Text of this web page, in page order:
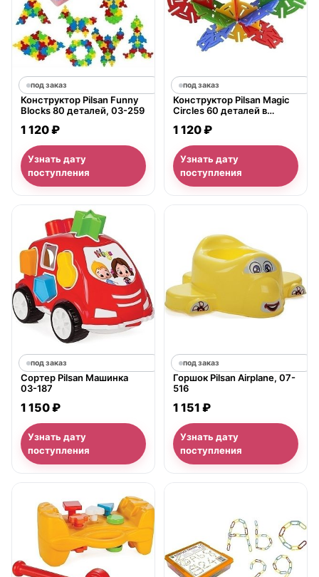
под заказ
Конструктор Pilsan Funny
Blocks 80 деталей, 03-259
1 120 ₽
Узнать дату
поступления
под заказ
Конструктор Pilsan Magic
Circles 60 деталей в
257
1 120 ₽
Узнать дату
поступления
под заказ
Сортер Pilsan Машинка
03-187
1 150 ₽
Узнать дату
поступления
под заказ
Горшок Pilsan Airplane, 07-
516
1 151 ₽
Узнать дату
поступления